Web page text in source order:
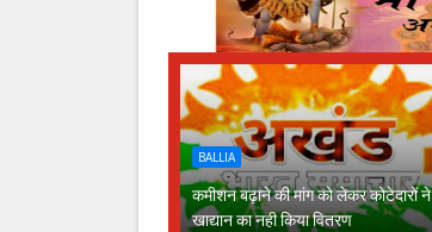
BALLIA
कमीशन बढ़ाने की मांग को लेकर कोटेदारों ने
खाद्यान का नही किया वितरण